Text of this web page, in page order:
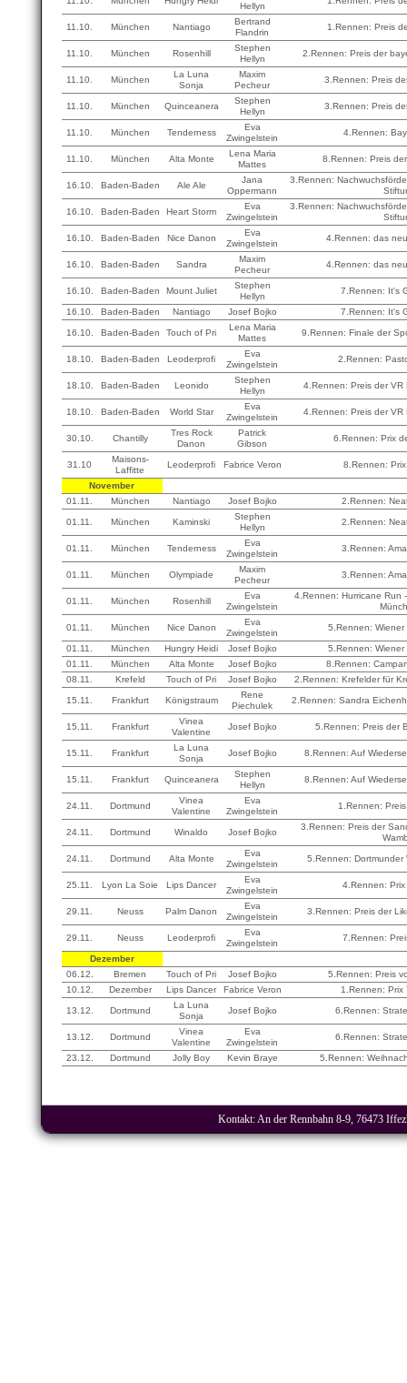
Hellyn
11.10. München Nantiago
Bertrand
Flandrin
1.Rennen: Preis
11.10. München Rosenhill
Stephen
Hellyn
2.Rennen: Preis der
11.10. München
La Luna
Sonja
Maxim
Pecheur
3.Rennen: Preis
11.10. München Quinceanera
Stephen
Hellyn
3.Rennen: Preis
11.10. München Tenderness
Eva
Zwingelstein
4.Rennen:
11.10. München Alta Monte
Lena Maria
Mattes
8.Rennen: Preis
16.10. Baden-Baden Ale Ale
Jana
Oppermann
3.Rennen:
16.10. Baden-Baden Heart Storm
Eva
Zwingelstein
3.Rennen:
16.10. Baden-Baden Nice Danon
Eva
Zwingelstein
4.Rennen: das
16.10. Baden-Baden Sandra
Maxim
Pecheur
4.Rennen: das
16.10. Baden-Baden Mount Juliet
Stephen
Hellyn
7.Rennen: It's
16.10. Baden-Baden Nantiago Josef Bojko 7.Rennen: It's
16.10. Baden-Baden Touch of Pri
Lena Maria
Mattes
9.Rennen: Finale der
18.10. Baden-Baden Leoderprofi
Eva
Zwingelstein
2.Rennen:
18.10. Baden-Baden Leonido
Stephen
Hellyn
4.Rennen: Preis der
18.10. Baden-Baden World Star
Eva
Zwingelstein
4.Rennen: Preis der
30.10. Chantilly
Tres Rock
Danon
Patrick
Gibson
6.Rennen: Prix
31.10
Maisons-
Laffitte
Leoderprofi Fabrice Veron 8.Rennen:
November
01.11.
München Nantiago Josef Bojko 2.Rennen:
01.11. München Kaminski
Stephen
Hellyn
2.Rennen:
01.11. München Tenderness
Eva
Zwingelstein
3.Rennen:
01.11. München Olympiade
Maxim
Pecheur
3.Rennen:
01.11. München Rosenhill
Eva
Zwingelstein
4.Rennen: Hurricane Run
01.11. München Nice Danon
Eva
Zwingelstein
5.Rennen: Wiener
01.11. München Hungry Heidi Josef Bojko
5.Rennen: Wiener
01.11.
München Alta Monte Josef Bojko
8.Rennen:
08.11.
Krefeld Touch of Pri Josef Bojko 2.Rennen: Krefelder für
15.11. Frankfurt Königstraum
Rene
Piechulek
2.Rennen: Sandra
15.11. Frankfurt
Vinea
Valentine
Josef Bojko 5.Rennen: Preis der
15.11. Frankfurt
La Luna
Sonja
Josef Bojko 8.Rennen: Auf
15.11. Frankfurt Quinceanera
Stephen
Hellyn
8.Rennen: Auf
24.11. Dortmund
Vinea
Valentine
Eva
Zwingelstein
1.Rennen:
24.11. Dortmund Winaldo Josef Bojko
3.Rennen: Preis der
24.11. Dortmund Alta Monte
Eva
Zwingelstein
5.Rennen: Dortmunder
25.11. Lyon La Soie Lips Dancer
Eva
Zwingelstein
4.Rennen:
29.11. Neuss Palm Danon
Eva
Zwingelstein
3.Rennen: Preis der
29.11. Neuss Leoderprofi
Eva
Zwingelstein
7.Rennen:
Dezember
06.12.
Bremen Touch of Pri Josef Bojko
5.Rennen: Preis
10.12.
Dezember Lips Dancer Fabrice Veron 1.Rennen: Prix
13.12. Dortmund
La Luna
Sonja
Josef Bojko 6.Rennen:
13.12. Dortmund
Vinea
Valentine
Eva
Zwingelstein
6.Rennen:
23.12. Dortmund Jolly Boy Kevin Braye 5.Rennen:
Kontakt: An der Rennbahn 8-9, 76473